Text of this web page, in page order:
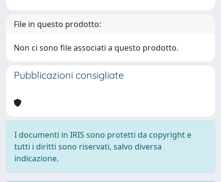
File in questo prodotto:
Non ci sono file associati a questo prodotto.
Pubblicazioni consigliate
I documenti in IRIS sono protetti da copyright e
tutti i diritti sono riservati, salvo diversa
indicazione.